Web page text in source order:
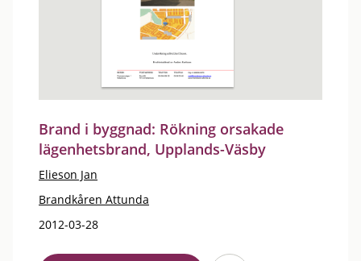
Brand i byggnad: Rökning orsakade
lägenhetsbrand, Upplands-Väsby
Elieson Jan
Brandkåren Attunda
2012-03-28